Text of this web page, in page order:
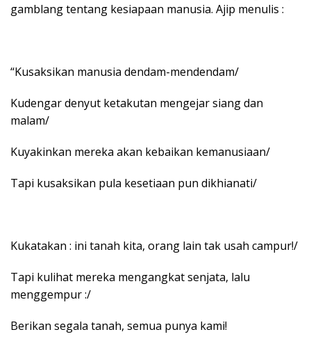
gamblang tentang kesiapaan manusia. Ajip menulis :
“Kusaksikan manusia dendam-mendendam/
Kudengar denyut ketakutan mengejar siang dan
malam/
Kuyakinkan mereka akan kebaikan kemanusiaan/
Tapi kusaksikan pula kesetiaan pun dikhianati/
Kukatakan : ini tanah kita, orang lain tak usah campur!/
Tapi kulihat mereka mengangkat senjata, lalu
menggempur :/
Berikan segala tanah, semua punya kami!